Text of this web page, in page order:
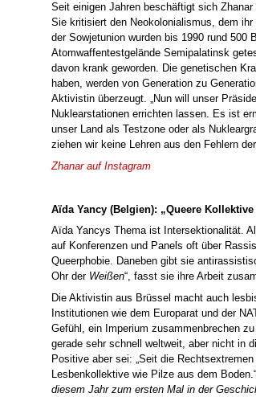
Seit einigen Jahren beschäftigt sich
Sie kritisiert den Neokolonialismus, dem
der Sowjetunion wurden bis 1990 rund 500
Atomwaffentestgelände Semipalatinsk
davon krank geworden. Die genetischen
haben, werden von Generation zu
Aktivistin überzeugt. „Nun will unser
Nuklearstationen errichten lassen. Es ist
unser Land als Testzone oder als
ziehen wir keine Lehren aus den Fehlern
Zhanar auf Instagram
Aïda Yancy (Belgien): „Queere
Aïda Yancys Thema ist Intersektionalität.
auf Konferenzen und Panels oft über
Queerphobie. Daneben gibt sie
Ohr der Weißen“, fasst sie ihre Arbeit
Die Aktivistin aus Brüssel macht auch
Institutionen wie dem Europarat und der
Gefühl, ein Imperium zusammenbrechen
gerade sehr schnell weltweit, aber nicht in
Positive aber sei: „Seit die
Lesbenkollektive wie Pilze aus dem
diesem Jahr zum ersten Mal in der